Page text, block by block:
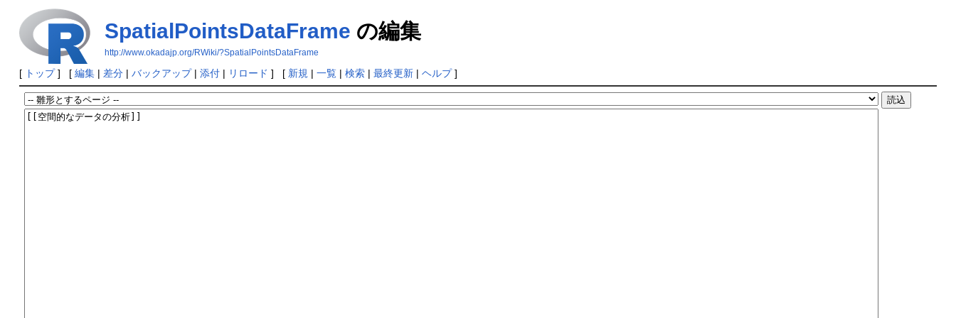
SpatialPointsDataFrame の編集
http://www.okadajp.org/RWiki/?SpatialPointsDataFrame
[ トップ] [ 編集| 差分| バックアップ| 添付| リロード ] [ 新規 | 一覧| 検索| 最終更新| ヘルプ]